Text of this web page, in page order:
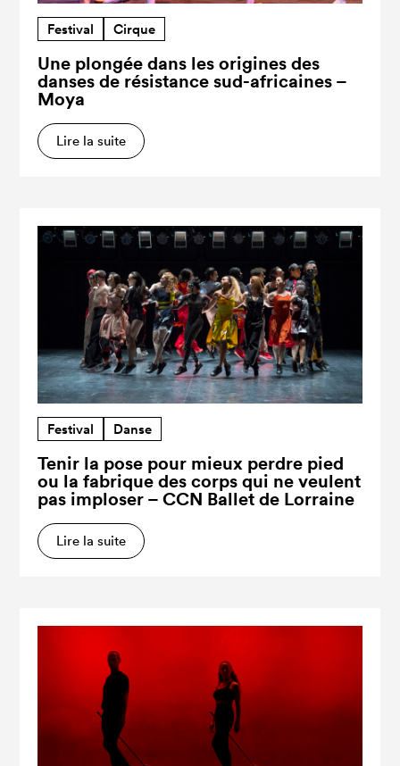
Festival Cirque
Une plongée dans les origines des
danses de résistance sud-africaines –
Moya
Lire la suite
Festival Danse
Tenir la pose pour mieux perdre pied
ou la fabrique des corps qui ne veulent
pas imploser – CCN Ballet de Lorraine
Lire la suite